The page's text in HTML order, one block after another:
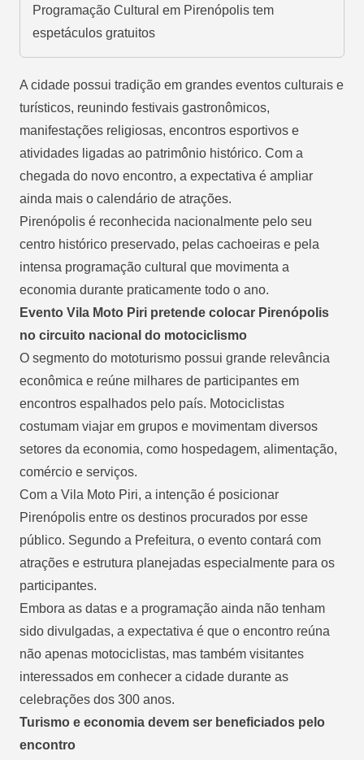
Programação Cultural em Pirenópolis tem
espetáculos gratuitos
A cidade possui tradição em grandes eventos culturais e
turísticos, reunindo festivais gastronômicos,
manifestações religiosas, encontros esportivos e
atividades ligadas ao patrimônio histórico. Com a
chegada do novo encontro, a expectativa é ampliar
ainda mais o calendário de atrações.
Pirenópolis é reconhecida nacionalmente pelo seu
centro histórico preservado, pelas cachoeiras e pela
intensa programação cultural que movimenta a
economia durante praticamente todo o ano.
Evento Vila Moto Piri pretende colocar Pirenópolis
no circuito nacional do motociclismo
O segmento do mototurismo possui grande relevância
econômica e reúne milhares de participantes em
encontros espalhados pelo país. Motociclistas
costumam viajar em grupos e movimentam diversos
setores da economia, como hospedagem, alimentação,
comércio e serviços.
Com a Vila Moto Piri, a intenção é posicionar
Pirenópolis entre os destinos procurados por esse
público. Segundo a Prefeitura, o evento contará com
atrações e estrutura planejadas especialmente para os
participantes.
Embora as datas e a programação ainda não tenham
sido divulgadas, a expectativa é que o encontro reúna
não apenas motociclistas, mas também visitantes
interessados em conhecer a cidade durante as
celebrações dos 300 anos.
Turismo e economia devem ser beneficiados pelo
encontro